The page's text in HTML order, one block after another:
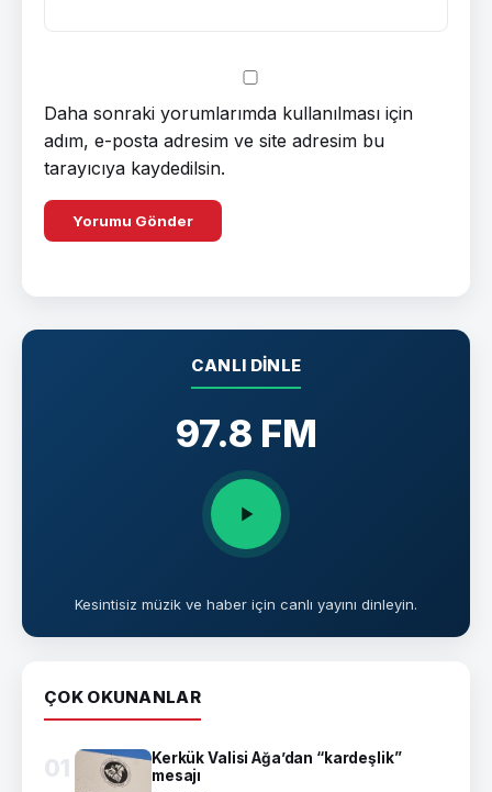
Daha sonraki yorumlarımda kullanılması için
adım, e-posta adresim ve site adresim bu
tarayıcıya kaydedilsin.
CANLI DINLE
97.8 FM
Kesintisiz müzik ve haber için canlı yayını dinleyin.
ÇOK OKUNANLAR
01
Kerkük Valisi Ağa’dan “kardeşlik”
mesajı